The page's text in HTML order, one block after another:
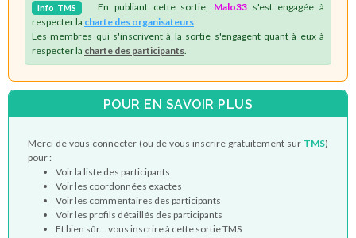
Info TMS En publiant cette sortie, Malo33s'est engagée à
respecter la charte des organisateurs.
Les membres qui s'inscrivent à la sortie s'engagent quant à eux à
respecter la charte des participants.
POUR EN SAVOIR PLUS
Merci de vous connecter (ou de vous inscrire gratuitement sur TMS)
pour :
Voir la liste des participants
Voir les coordonnées exactes
Voir les commentaires des participants
Voir les profils détaillés des participants
Et bien sûr... vous inscrire à cette sortie TMS